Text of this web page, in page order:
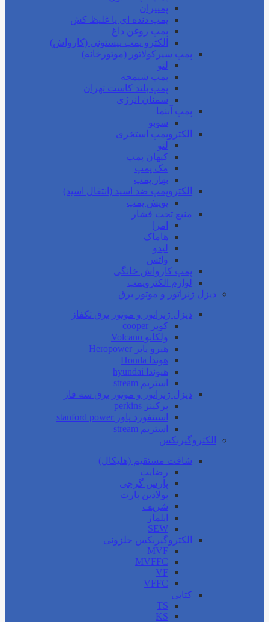
پمپیران
پمپ دنده ای یا غلیظ کش
پمپ روغن داغ
الکترو پمپ پیستونی (کارواش)
پمپ سیرکولاتور (موتورخانه)
لئو
پمپ شیمجه
پمپ بلند کاست تهران
سمنان انرژی
پمپ آبنما
سوبو
الکتروپمپ استخری
لئو
کیهان پمپ
مک پمپ
بهار پمپ
الکتروپمپ ضد اسید (انتقال اسید)
پویش پمپ
منبع تحت فشار
امرا
هاماک
لیدو
واتس
پمپ کارواش خانگی
لوازم الکتروپمپ
دیزل ژنراتور و موتور برق
دیزل ژنراتور و موتور برق تکفاز
کوپر cooper
ولکانو Volcano
هیرو پاپر Heropower
هوندا Honda
هیوندا hyundai
استریم stream
دیزل ژنراتور و موتور برق سه فاز
پرکینز perkins
استنفورد پاور stanford power
استریم stream
الکتروگیربکس
شافت مستقیم (هلیکال)
رضایت
پارس گرجی
پولادین پارت
شریف
ایلماز
SEW
الکتروگیربکس حلزونی
MVF
MVFFC
VF
VFFC
کتابی
TS
KS